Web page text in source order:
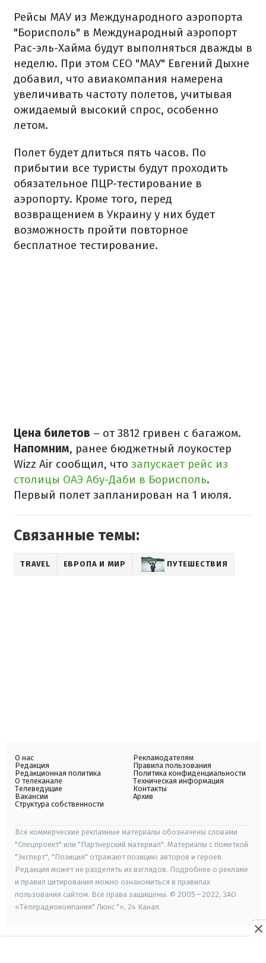
Рейсы МАУ из Международного аэропорта
"Борисполь" в Международный аэропорт
Рас-эль-Хайма будут выполняться дважды в
неделю. При этом СЕО "МАУ" Евгений Дыхне
добавил, что авиакомпания намерена
увеличивать частоту полетов, учитывая
ожидаемый высокий спрос, особенно
летом.
Полет будет длиться пять часов. По
прибытии все туристы будут проходить
обязательное ПЦР-тестирование в
аэропорту. Кроме того, перед
возвращением в Украину у них будет
возможность пройти повторное
бесплатное тестирование.
Цена билетов – от 3812 гривен с багажом.
Напомним, ранее бюджетный лоукостер
Wizz Air сообщил, что запускает рейс из
столицы ОАЭ Абу-Даби в Борисполь.
Первый полет запланирован на 1 июля.
Связанные темы:
TRAVEL ЕВРОПА И МИР ПУТЕШЕСТВИЯ
О нас
Редакция
Редакционная политика
О телеканале
Телеведущие
Вакансии
Структура собственности
Рекламодателям
Правила пользования
Политика конфиденциальности
Техническая информация
Контакты
Архив
Все коммерческие рекламные материалы обозначены словами
"Спецпроект" или "Партнерский материал". Материалы с пометкой
"Эксперт", "Позиция" отражают позицию авторов и героев.
Редакция может не разделять их взглядов. Подробнее о рекламе
и правил цитирования можно ознакомиться в правилах
пользования сайтом. Все права защищены. © 2005—2022, ЗАО
«Телерадиокомпания" Люкс "», 24 Канал.